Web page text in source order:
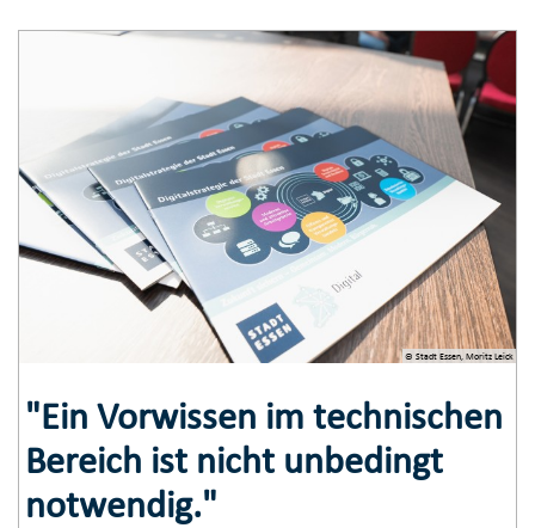
© Stadt Essen, Moritz Leick
"Ein Vorwissen im technischen
Bereich ist nicht unbedingt
notwendig."